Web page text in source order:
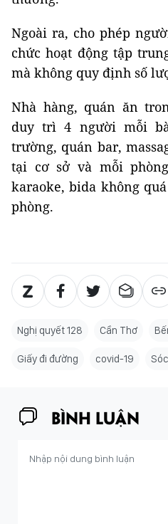
Ngoài ra, cho phép
chức hoạt động tập
mà không quy định số
Nhà hàng, quán ăn
duy trì 4 người mỗi
trường, quán bar,
tại cơ sở và mỗi
karaoke, bida không
phòng.
Nghị quyết 128 Cần Thơ
Giấy đi đường covid-19
BÌNH LUẬN